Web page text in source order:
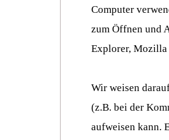
Computer
zum Öffnen und
Explorer, Mozilla
Wir weisen
(z.B. bei der
aufweisen kann.